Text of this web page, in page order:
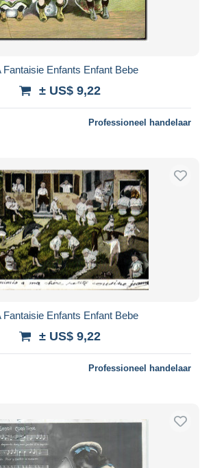
Fantaisie Enfants Enfant Bebe
± US$ 9,22
Professioneel handelaar
Fantaisie Enfants Enfant Bebe
± US$ 9,22
Professioneel handelaar